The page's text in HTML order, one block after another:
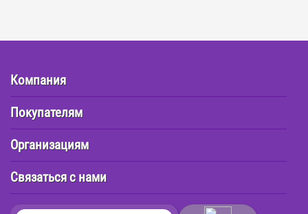
Компания
Покупателям
Организациям
Связаться с нами